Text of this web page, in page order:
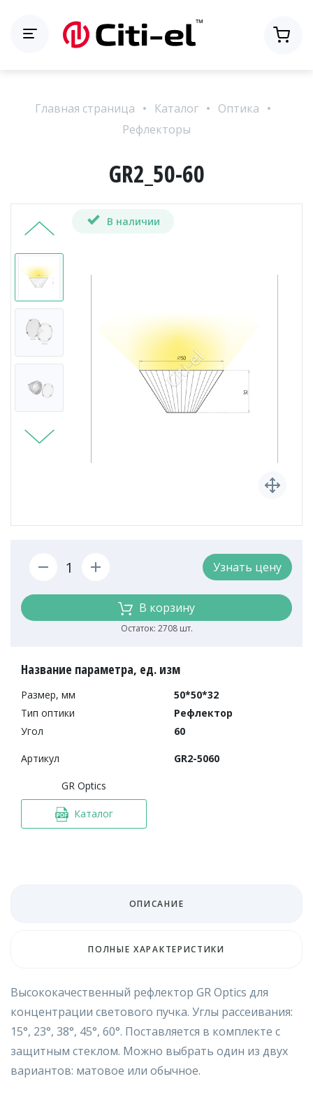
Главная страница Каталог
Оптика
Рефлекторы
GR2_50-60
В наличии
Узнать цену
В корзину
Остаток: 2708 шт.
Название параметра, ед. изм
Размер, мм
50*50*32
Тип оптики
Рефлектор
Угол
60
Артикул GR2-5060
GR Optics
Каталог
ОПИСАНИЕ
ПОЛНЫЕ ХАРАКТЕРИСТИКИ
Высококачественный рефлектор GR Optics для
концентрации светового пучка. Углы рассеивания:
15°, 23°, 38°, 45°, 60°. Поставляется в комплекте с
защитным стеклом. Можно выбрать один из двух
вариантов: матовое или обычное.